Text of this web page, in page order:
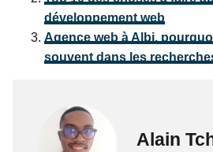
développement web
Agence web à Albi,
souvent dans les
Alain